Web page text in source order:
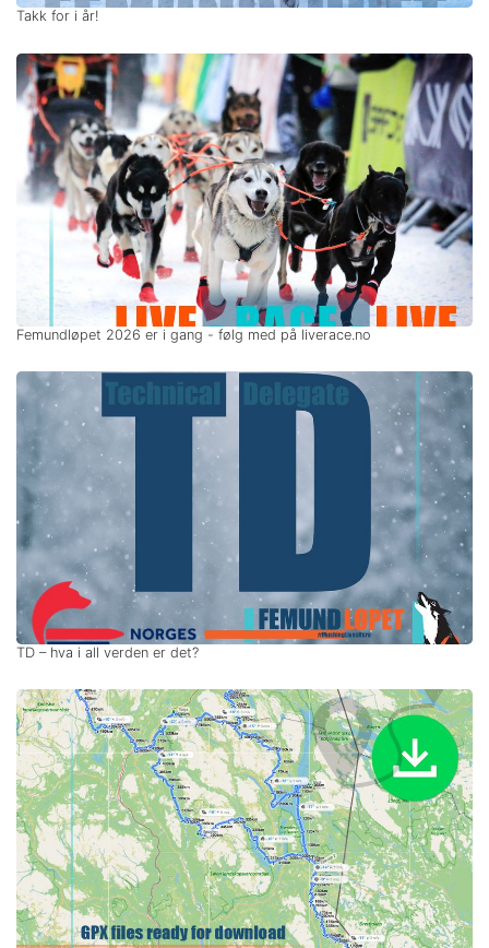
Takk for i år!
Femundløpet 2026 er i gang - følg med på liverace.no
TD – hva i all verden er det?